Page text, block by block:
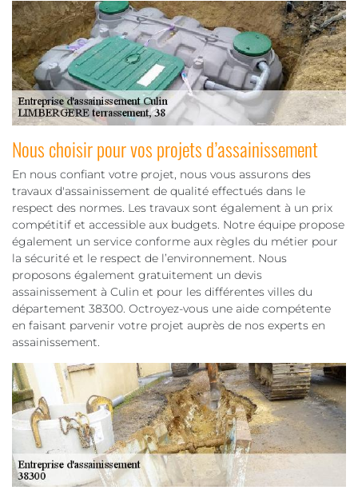
Nous choisir pour vos projets d’assainissement
En nous confiant votre projet, nous vous assurons des
travaux d'assainissement de qualité effectués dans le
respect des normes. Les travaux sont également à un prix
compétitif et accessible aux budgets. Notre équipe propose
également un service conforme aux règles du métier pour
la sécurité et le respect de l’environnement. Nous
proposons également gratuitement un devis
assainissement à Culin et pour les différentes villes du
département 38300. Octroyez-vous une aide compétente
en faisant parvenir votre projet auprès de nos experts en
assainissement.